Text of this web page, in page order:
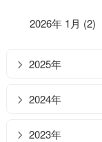
2026年 1月 (2)
2025年
2024年
2023年